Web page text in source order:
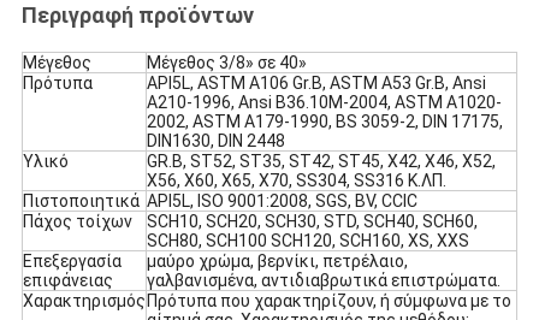
Περιγραφή προϊόντων
Μέγεθος
Μέγεθος 3/8» σε 40»
Πρότυπα
API5L, ASTM A106 Gr.B, ASTM A53 Gr.B, Ansi
A210-1996, Ansi B36.10M-2004, ASTM A1020-
2002, ASTM A179-1990, BS 3059-2, DIN 17175,
DIN1630, DIN 2448
Υλικό
GR.B, ST52, ST35, ST42, ST45, X42, X46, X52,
X56, X60, X65, X70, SS304, SS316 Κ.ΛΠ.
Πιστοποιητικά API5L, ISO 9001:2008, SGS, BV, CCIC
Πάχος τοίχων
SCH10, SCH20, SCH30, STD, SCH40, SCH60,
SCH80, SCH100 SCH120, SCH160, XS, XXS
Επεξεργασία
επιφάνειας
μαύρο χρώμα, βερνίκι, πετρέλαιο,
γαλβανισμένα, αντιδιαβρωτικά επιστρώματα.
Χαρακτηρισμός Πρότυπα που χαρακτηρίζουν, ή σύμφωνα με το